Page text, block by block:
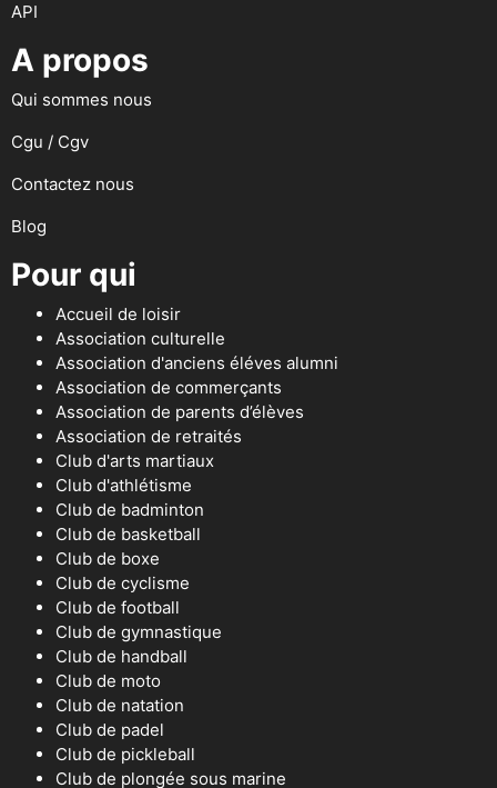
API
A propos
Qui sommes nous
Cgu / Cgv
Contactez nous
Blog
Pour qui
Accueil de loisir
Association culturelle
Association d'anciens éléves alumni
Association de commerçants
Association de parents d’élèves
Association de retraités
Club d'arts martiaux
Club d'athlétisme
Club de badminton
Club de basketball
Club de boxe
Club de cyclisme
Club de football
Club de gymnastique
Club de handball
Club de moto
Club de natation
Club de padel
Club de pickleball
Club de plongée sous marine